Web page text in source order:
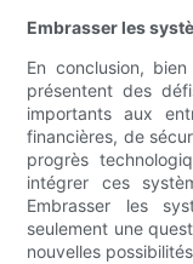
Embrasser les
En conclusion,
présentent des
importants aux
financières, de
progrès
intégrer ces
Embrasser les
seulement une
nouvelles